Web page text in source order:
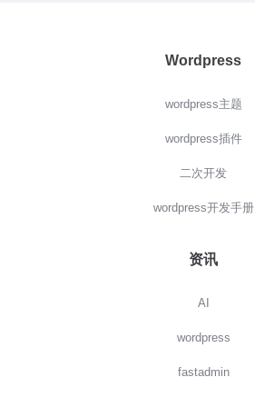
Wordpress
wordpress主题
wordpress插件
二次开发
wordpress开发手册
资讯
AI
wordpress
fastadmin